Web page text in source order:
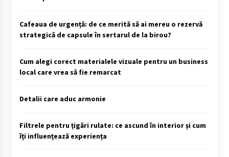
Cafeaua de urgență: de ce merită să ai mereu o rezervă
strategică de capsule în sertarul de la birou?
Cum alegi corect materialele vizuale pentru un business
local care vrea să fie remarcat
Detalii care aduc armonie
Filtrele pentru țigări rulate: ce ascund în interior și cum
îți influențează experiența